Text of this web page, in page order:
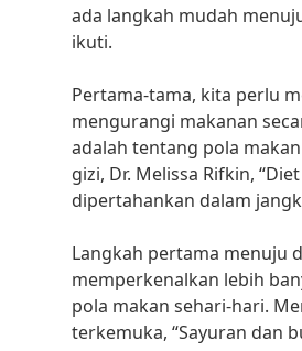
ada langkah mudah
ikuti.
Pertama-tama, kita perlu
mengurangi makanan
adalah tentang pola
gizi, Dr. Melissa Rifkin,
dipertahankan dalam
Langkah pertama menuju
memperkenalkan lebih
pola makan sehari-hari.
terkemuka, “Sayuran dan